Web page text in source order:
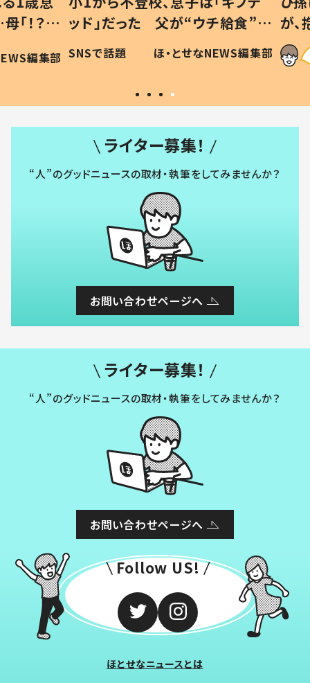
？」
編集部
ッド」だった 父が“ウチ給食”を
作り続ける理由とは #令和の親
#令和の子
SNSで話題 ほ・とせなNEWS編集部
が、抱
「涙が
い」
ライター募集！
“人”のグッドニュースの取材・執筆をしてみませんか？
お問い合わせページへ
ライター募集！
“人”のグッドニュースの取材・執筆をしてみませんか？
お問い合わせページへ
Follow US!
ほとせなニュースとは